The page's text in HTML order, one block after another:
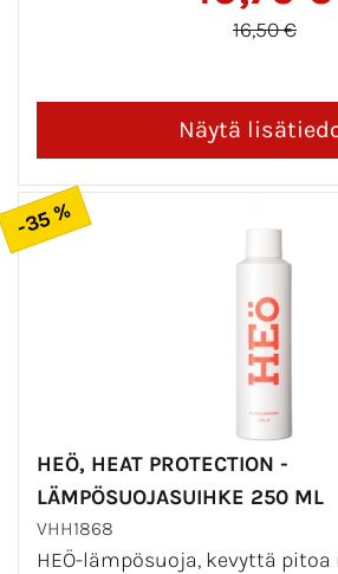
16,50 €
-35 %
HEÖ, HEAT PROTECTION -
LÄMPÖSUOJASUIHKE 250 ML
VHH1868
HEÖ-lämpösuoja, kevyttä